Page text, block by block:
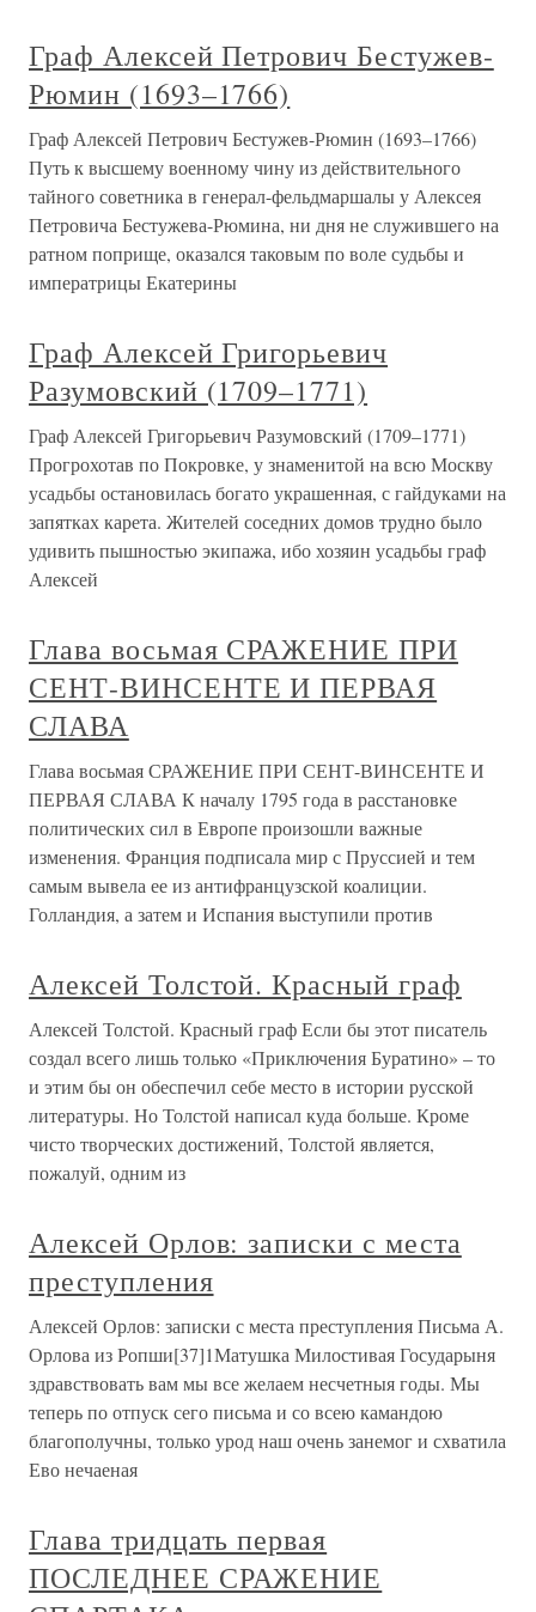
Граф Алексей Петрович Бестужев-
Рюмин (1693–1766)
Граф Алексей Петрович Бестужев-Рюмин (1693–1766)
Путь к высшему военному чину из действительного
тайного советника в генерал-фельдмаршалы у Алексея
Петровича Бестужева-Рюмина, ни дня не служившего на
ратном поприще, оказался таковым по воле судьбы и
императрицы Екатерины
Граф Алексей Григорьевич
Разумовский (1709–1771)
Граф Алексей Григорьевич Разумовский (1709–1771)
Прогрохотав по Покровке, у знаменитой на всю Москву
усадьбы остановилась богато украшенная, с гайдуками на
запятках карета. Жителей соседних домов трудно было
удивить пышностью экипажа, ибо хозяин усадьбы граф
Алексей
Глава восьмая СРАЖЕНИЕ ПРИ
СЕНТ-ВИНСЕНТЕ И ПЕРВАЯ
СЛАВА
Глава восьмая СРАЖЕНИЕ ПРИ СЕНТ-ВИНСЕНТЕ И
ПЕРВАЯ СЛАВА К началу 1795 года в расстановке
политических сил в Европе произошли важные
изменения. Франция подписала мир с Пруссией и тем
самым вывела ее из антифранцузской коалиции.
Голландия, а затем и Испания выступили против
Алексей Толстой. Красный граф
Алексей Толстой. Красный граф Если бы этот писатель
создал всего лишь только «Приключения Буратино» – то
и этим бы он обеспечил себе место в истории русской
литературы. Но Толстой написал куда больше. Кроме
чисто творческих достижений, Толстой является,
пожалуй, одним из
Алексей Орлов: записки с места
преступления
Алексей Орлов: записки с места преступления Письма А.
Орлова из Ропши[37]1Матушка Милостивая Государыня
здравствовать вам мы все желаем несчетныя годы. Мы
теперь по отпуск сего письма и со всею камандою
благополучны, только урод наш очень занемог и схватила
Ево нечаеная
Глава тридцать первая
ПОСЛЕДНЕЕ СРАЖЕНИЕ